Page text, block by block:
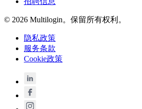
© 2026 Multilogin。保留所有权利。
隐私政策
服务条款
Cookie政策